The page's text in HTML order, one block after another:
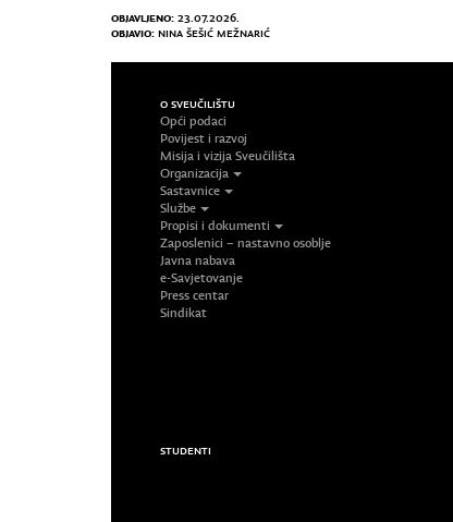
OBJAVLJENO: 23.07.2026.
OBJAVIO: NINA ŠEŠIĆ MEŽNARIĆ
O SVEUČILIŠTU
Opći podaci
Povijest i razvoj
Misija i vizija Sveučilišta
Organizacija
Sastavnice
Službe
Propisi i dokumenti
Zaposlenici – nastavno osoblje
Javna nabava
e-Savjetovanje
Press centar
Sindikat
STUDENTI